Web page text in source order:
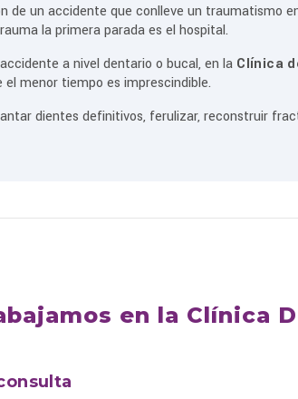
de un accidente que conlleve un traumatismo
la primera parada es el hospital.
a nivel dentario o bucal, en la Clínica
el menor tiempo es imprescindible.
dientes definitivos, ferulizar, reconstruir
en la Clínica